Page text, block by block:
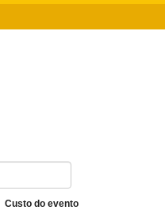
Custo do evento